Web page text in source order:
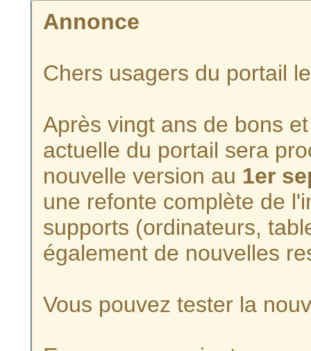
Annonce
Chers usagers du portail
Après vingt ans de bons
actuelle du portail sera
nouvelle version au 1er
une refonte complète de
supports (ordinateurs,
également de nouvelles
Vous pouvez tester la